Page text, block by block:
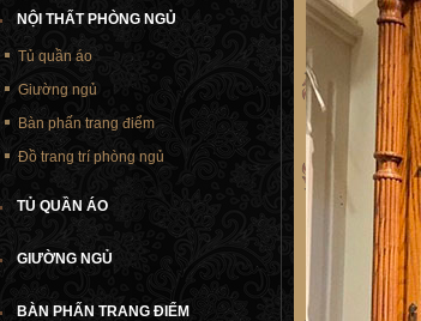
NỘI THẤT PHÒNG NGỦ
Tủ quần áo
Giường ngủ
Bàn phấn trang điểm
Đồ trang trí phòng ngủ
TỦ QUẦN ÁO
GIƯỜNG NGỦ
BÀN PHẤN TRANG ĐIỂM